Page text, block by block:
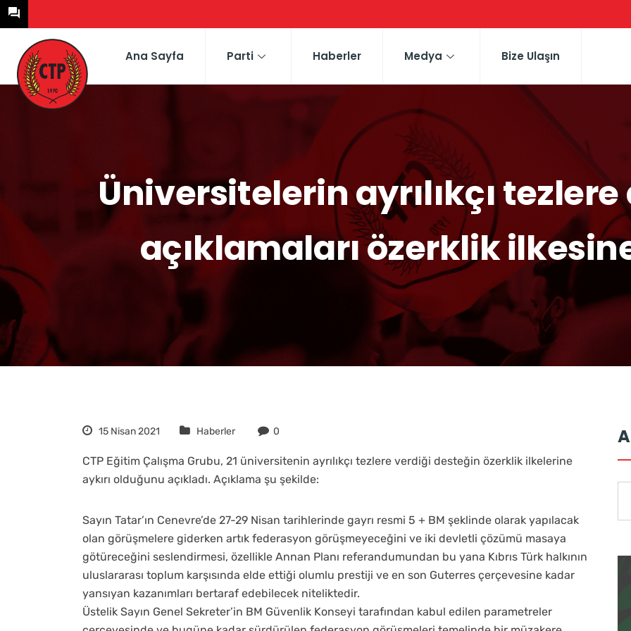
Ana Sayfa Parti Haberler Medya Bize Ulaşın
Üniversitelerin ayrılıkçı
açıklamaları özerklik
15 Nisan 2021 Haberler 0
CTP Eğitim Çalışma Grubu, 21 üniversitenin ayrılıkçı tezlere verdiği desteğin özerklik ilkelerine
aykırı olduğunu açıkladı. Açıklama şu şekilde:
Sayın Tatar’ın Cenevre’de 27-29 Nisan tarihlerinde gayrı resmi 5 + BM şeklinde olarak yapılacak
olan görüşmelere giderken artık federasyon görüşmeyeceğini ve iki devletli çözümü masaya
götüreceğini seslendirmesi, özellikle Annan Planı referandumundan bu yana Kıbrıs Türk halkının
uluslararası toplum karşısında elde ettiği olumlu prestiji ve en son Guterres çerçevesine kadar
yansıyan kazanımları bertaraf edebilecek niteliktedir.
Üstelik Sayın Genel Sekreter’in BM Güvenlik Konseyi tarafından kabul edilen parametreler